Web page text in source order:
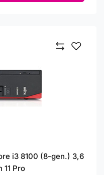
i3 8100 (8-gen.) 3,6
11 Pro